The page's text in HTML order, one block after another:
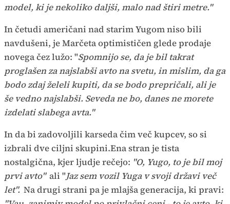
model, ki je nekoliko daljši, malo nad štiri metre."
In četudi američani nad starim Yugom niso bili
navdušeni, je Marčeta optimističen glede prodaje
novega čez lužo: "Spomnijo se, da je bil takrat
proglašen za najslabši avto na svetu, in mislim, da ga
bodo zdaj želeli kupiti, da se bodo prepričali, ali je
še vedno najslabši. Seveda ne bo, danes ne morete
izdelati slabega avta."
In da bi zadovoljili karseda čim več kupcev, so si
izbrali dve ciljni skupini.Ena stran je tista
nostalgična, kjer ljudje rečejo: "O, Yugo, to je bil moj
prvi avto" ali "Jaz sem vozil Yuga v svoji državi več
let". Na drugi strani pa je mlajša generacija, ki pravi: